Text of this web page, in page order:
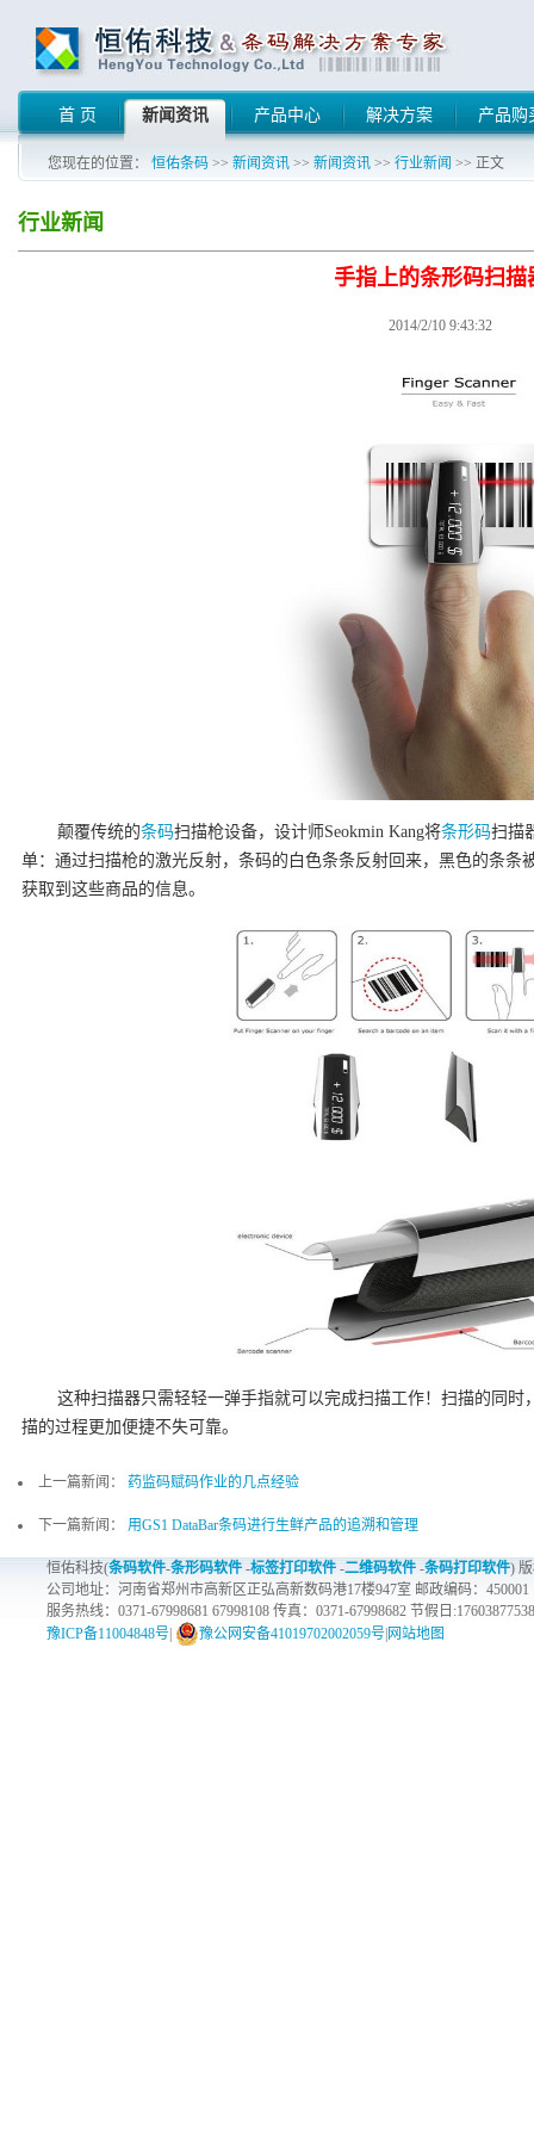
首 页 新闻资讯 产品中心 解决方案 产品购
您现在的位置： 恒佑条码 >> 新闻资讯 >> 新闻资讯 >> 行业新闻 >> 正文
行业新闻
手指上的条形码扫描
2014/2/10 9:43:32
颠覆传统的条码扫描枪设备，设计师Seokmin Kang将条形码扫描
单：通过扫描枪的激光反射，条码的白色条条反射回来，黑色的条条
获取到这些商品的信息。
这种扫描器只需轻轻一弹手指就可以完成扫描工作！扫描的同
描的过程更加便捷不失可靠。
上一篇新闻： 药监码赋码作业的几点经验
下一篇新闻： 用GS1 DataBar条码进行生鲜产品的追溯和管理
恒佑科技(条码软件-条形码软件 -标签打印软件 -二维码软件 -条码打印软件)
公司地址：河南省郑州市高新区正弘高新数码港17楼947室 邮政编码：450001
服务热线：0371-67998681 67998108 传真：0371-67998682 节假日:17603877538
豫ICP备11004848号
豫公网安备41019702002059号 网站地图